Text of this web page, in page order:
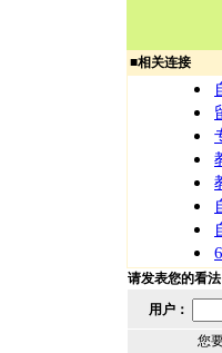
■相关连接
请发表您的看法
用户：
您